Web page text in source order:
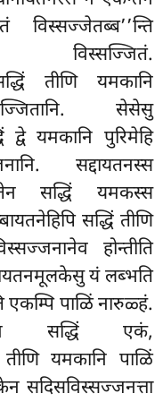
तीणि यमकानि
सेसेसु
द्वे यमकानि पुरिमेहि
सद्दायतनस्स
तेन सद्धिं यमकस्स
सद्धिं तीणि
होन्तीति
यं लब्भति
एकम्पि पाळिं नारुळ्हं.
सद्धिं एकं,
तीणि यमकानि पाळिं
सदिसविस्सज्जनत्ता